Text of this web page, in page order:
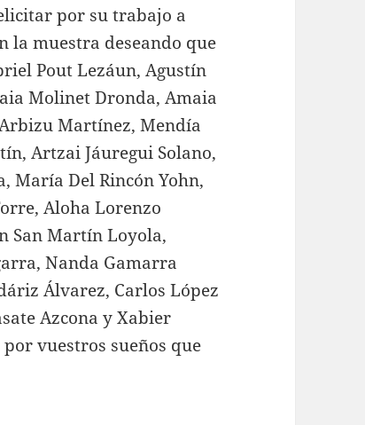
por su trabajo a
la muestra deseando que
Pout Lezáun, Agustín
Molinet Dronda, Amaia
Martínez, Mendía
Artzai Jáuregui Solano,
María Del Rincón Yohn,
Aloha Lorenzo
San Martín Loyola,
Nanda Gamarra
Álvarez, Carlos López
Azcona y Xabier
vuestros sueños que